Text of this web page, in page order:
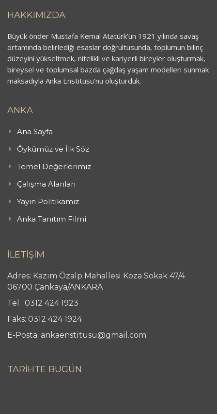
HAKKIMIZDA
Büyük önder Mustafa Kemal Atatürk’ün 1921 yılında savaş
ortamında belirlediği esaslar doğrultusunda, toplumun bilinç
düzeyini yükseltmek, nitelikli ve kariyerli bireyler oluşturmak,
bireysel ve toplumsal bazda çağdaş yaşam modelleri sunmak
maksadıyla Anka Enstitüsü’nü oluşturduk.
ANKA
Ana Sayfa
Öykümüz ve İlk Söz
Temel Değerlerimiz
Çalışma Alanları
Yayın Politikamız
Anka Tanıtım Filmi
İLETİŞİM
Adres: Kazım Özalp Mahallesi Koza Sokak 47/4
06700 Çankaya/ANKARA
Tel : 0312 424 1923
Faks: 0312 424 1924
E-Posta: ankaenstitusu@gmail.com
TARİHTE BUGÜN